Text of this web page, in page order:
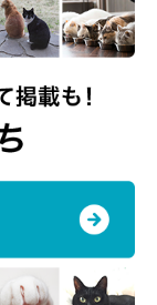
をストックし
ングで地震が
でした。断水
。そのときは
ラルウォータ
よりも猫の熱
水器に氷を浮
っていて給水